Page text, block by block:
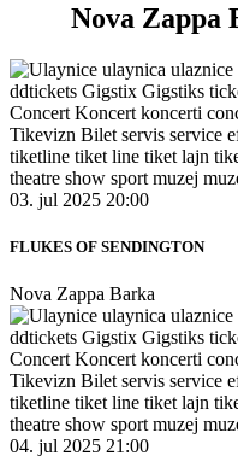
Nova Zappa
03. jul 2025 20:00
FLUKES OF SENDINGTON
Nova Zappa Barka
04. jul 2025 21:00